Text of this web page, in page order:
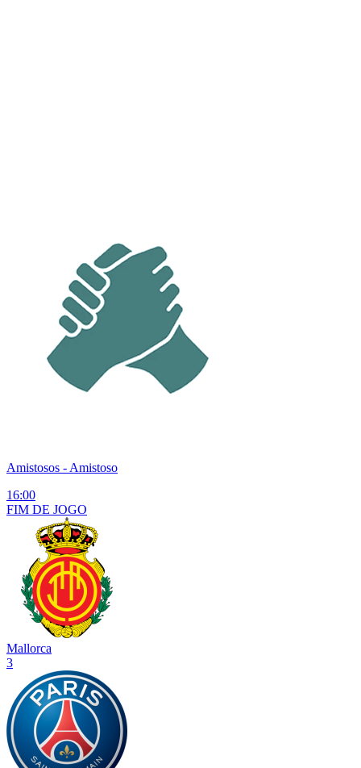
Amistosos - Amistoso
16:00
FIM DE JOGO
Mallorca
3